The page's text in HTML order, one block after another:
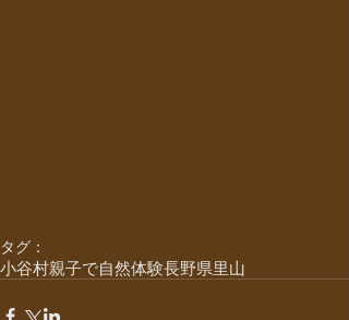
タグ：
小谷村親子で自然体験長野県里山